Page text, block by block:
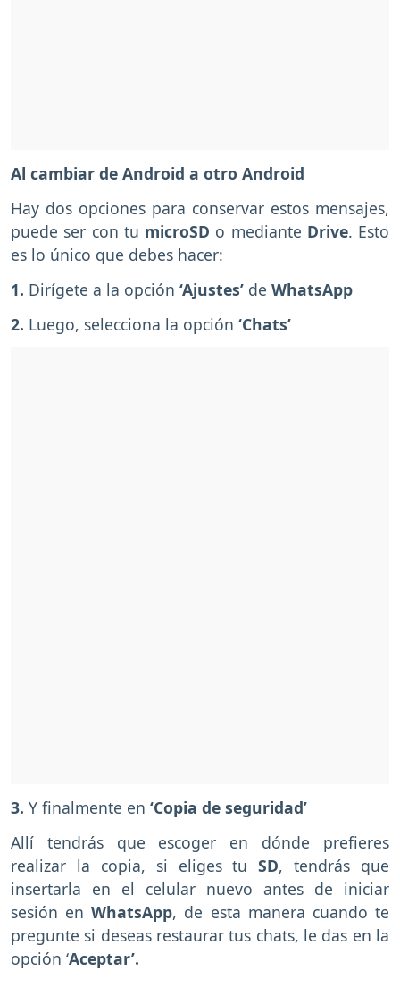
Al cambiar de Android a otro Android
Hay dos opciones para conservar estos mensajes,
puede ser con tu microSD o mediante Drive. Esto
es lo único que debes hacer:
1. Dirígete a la opción ‘Ajustes’ de WhatsApp
2. Luego, selecciona la opción ‘Chats’
3. Y finalmente en ‘Copia de seguridad’
Allí tendrás que escoger en dónde prefieres
realizar la copia, si eliges tuSD, tendrás que
insertarla en el celular nuevo antes de iniciar
sesión enWhatsApp, de esta manera cuando te
pregunte si deseas restaurar tus chats, le das en la
opción ‘Aceptar’.